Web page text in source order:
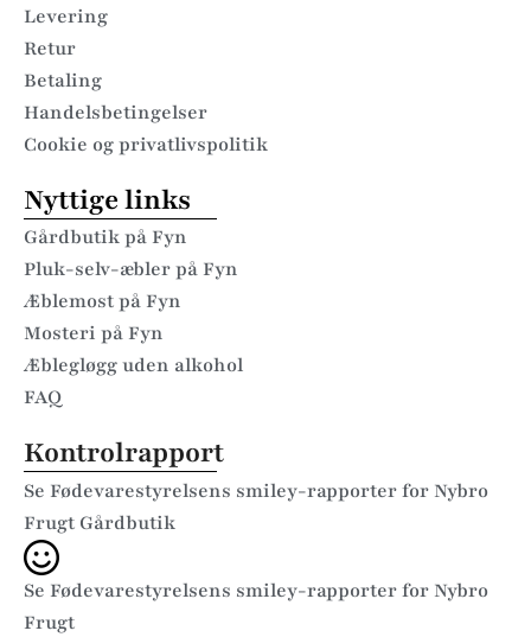
Levering
Retur
Betaling
Handelsbetingelser
Cookie og privatlivspolitik
Nyttige links
Gårdbutik på Fyn
Pluk-selv-æbler på Fyn
Æblemost på Fyn
Mosteri på Fyn
Æblegløgg uden alkohol
FAQ
Kontrolrapport
Se Fødevarestyrelsens smiley-rapporter for Nybro
Frugt Gårdbutik
Se Fødevarestyrelsens smiley-rapporter for Nybro
Frugt